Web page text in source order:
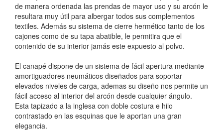
de manera ordenada las prendas de mayor uso y su arcón le
resultara muy útil para albergar todos sus complementos
textiles. Además su sistema de cierre hermético tanto de los
cajones como de su tapa abatible, le permitira que el
contenido de su interior jamás este expuesto al polvo.
El canapé dispone de un sistema de fácil apertura mediante
amortiguadores neumáticos diseñados para soportar
elevados niveles de carga, ademas su diseño nos permite un
fácil acceso al interior del arcón desde cualquier ángulo.
Esta tapizado a la inglesa con doble costura e hilo
contrastado en las esquinas que le aportan una gran
elegancia.